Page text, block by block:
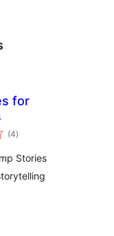
for
(4értékelés
összesen
)
Stories